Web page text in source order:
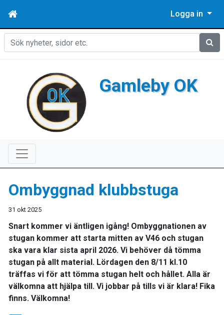
Logga in
Sök
Gamleby OK
Ombyggnad klubbstuga
31 okt 2025
Snart kommer vi äntligen igång! Ombyggnationen av
stugan kommer att starta mitten av V46 och stugan
ska vara klar sista april 2026. Vi behöver då tömma
stugan på allt material. Lördagen den 8/11 kl.10
träffas vi för att tömma stugan helt och hållet. Alla är
välkomna att hjälpa till. Vi jobbar på tills vi är klara! Fika
finns. Välkomna!